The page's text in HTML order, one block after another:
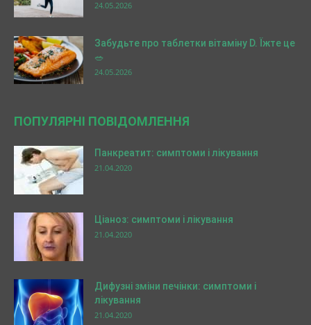
24.05.2026
Забудьте про таблетки вітаміну D. Їжте це
🥗
24.05.2026
ПОПУЛЯРНІ ПОВІДОМЛЕННЯ
Панкреатит: симптоми і лікування
21.04.2020
Ціаноз: симптоми і лікування
21.04.2020
Дифузні зміни печінки: симптоми і
лікування
21.04.2020